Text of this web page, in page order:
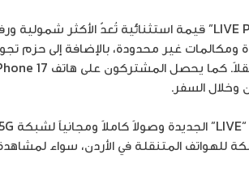
قيمة استثنائية تُعدّ الأكثر شمولية
ومكالمات غير محدودة، بالإضافة إلى حزم
كما يحصل المشتركون على هاتف
وخلال السفر.
“LIVE” الجديدة وصولاً كاملاً ومجانياً لشبكة 5G
للهواتف المتنقلة في الأردن، سواء لمشاهدة